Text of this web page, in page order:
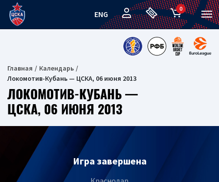
ENG
0
Главная
Календарь
Локомотив-Кубань — ЦСКА, 06 июня 2013
ЛОКОМОТИВ-КУБАНЬ —
ЦСКА, 06 ИЮНЯ 2013
Игра завершена